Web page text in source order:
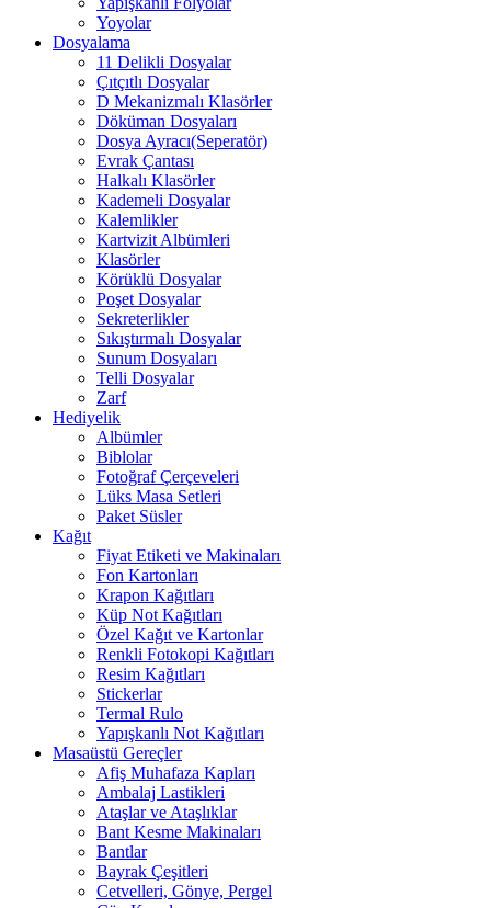
Yoyolar
Dosyalama
11 Delikli Dosyalar
Çıtçıtlı Dosyalar
D Mekanizmalı Klasörler
Döküman Dosyaları
Dosya Ayracı(Seperatör)
Evrak Çantası
Halkalı Klasörler
Kademeli Dosyalar
Kalemlikler
Kartvizit Albümleri
Klasörler
Körüklü Dosyalar
Poşet Dosyalar
Sekreterlikler
Sıkıştırmalı Dosyalar
Sunum Dosyaları
Telli Dosyalar
Zarf
Hediyelik
Albümler
Biblolar
Fotoğraf Çerçeveleri
Lüks Masa Setleri
Paket Süsler
Kağıt
Fiyat Etiketi ve Makinaları
Fon Kartonları
Krapon Kağıtları
Küp Not Kağıtları
Özel Kağıt ve Kartonlar
Renkli Fotokopi Kağıtları
Resim Kağıtları
Stickerlar
Termal Rulo
Yapışkanlı Not Kağıtları
Masaüstü Gereçler
Afiş Muhafaza Kapları
Ambalaj Lastikleri
Ataşlar ve Ataşlıklar
Bant Kesme Makinaları
Bantlar
Bayrak Çeşitleri
Cetvelleri, Gönye, Pergel